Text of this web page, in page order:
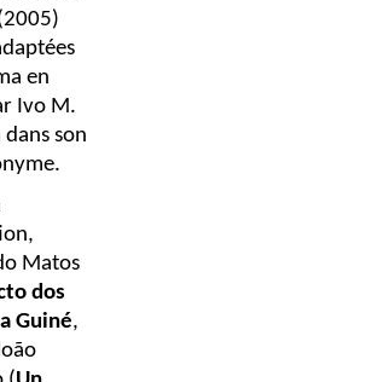
en
Ivo M.
son
Matos
dos
Guiné,